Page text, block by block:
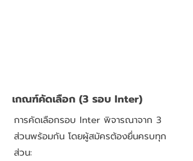
เกณฑ์คัดเลือก (3 รอบ Inter)
การคัดเลือกรอบ Inter พิจารณาจาก 3
ส่วนพร้อมกัน โดยผู้สมัครต้องยื่นครบทุก
ส่วน: